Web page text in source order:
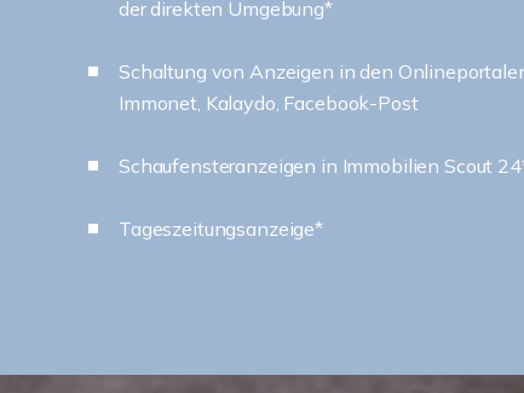
der direkten Umgebung*
Schaltung von Anzeigen in den
Immonet, Kalaydo, Facebook-Post
Schaufensteranzeigen in Immobilien Scout
Tageszeitungsanzeige*